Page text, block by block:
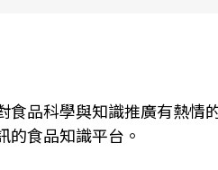
食品科學與知識推廣有熱情
的食品知識平台。